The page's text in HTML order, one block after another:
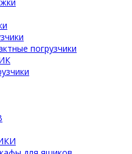
погрузчики